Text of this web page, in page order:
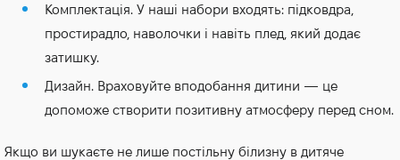
Комплектація. У наші набори входять: підковдра,
простирадло, наволочки і навіть плед, який додає
затишку.
Дизайн. Враховуйте вподобання дитини — це
допоможе створити позитивну атмосферу перед сном.
Якщо ви шукаєте не лише постільну білизну в дитяче